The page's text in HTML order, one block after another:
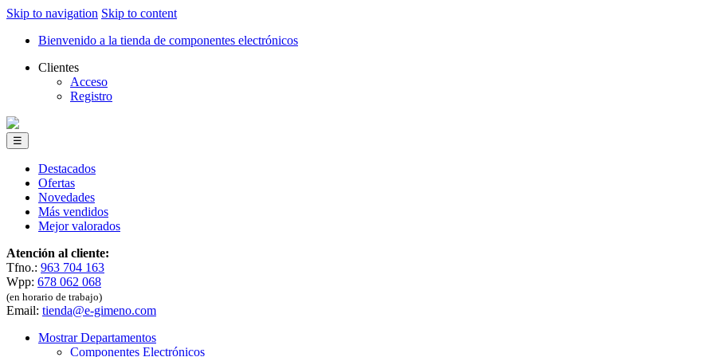
Skip to navigation Skip to content
Bienvenido a la tienda de componentes electrónicos
Clientes
Acceso
Registro
☰
Destacados
Ofertas
Novedades
Más vendidos
Mejor valorados
Atención al cliente:
Tfno.: 963 704 163
Wpp: 678 062 068
(en horario de trabajo)
Email: tienda@e-gimeno.com
Mostrar Departamentos
Componentes Electrónicos